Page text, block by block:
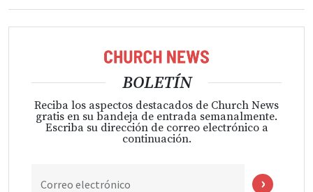
BOLETÍN
Reciba los aspectos destacados de Church News
gratis en su bandeja de entrada semanalmente.
Escriba su dirección de correo electrónico a
continuación.
Correo electrónico